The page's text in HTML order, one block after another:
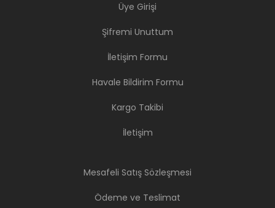
Üye Girişi
Şifremi Unuttum
İletişim Formu
Havale Bildirim Formu
Kargo Takibi
İletişim
Mesafeli Satış Sözleşmesi
Ödeme ve Teslimat